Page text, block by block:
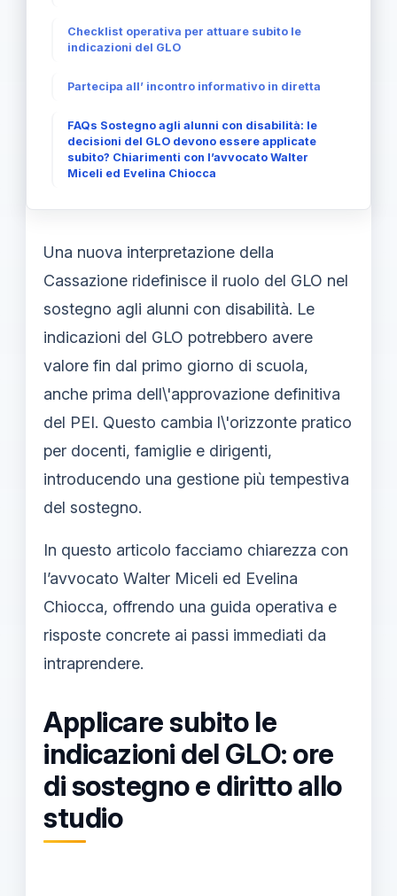
Checklist operativa per attuare subito le
indicazioni del GLO
Partecipa all’ incontro informativo in diretta
FAQs Sostegno agli alunni con disabilità: le
decisioni del GLO devono essere applicate
subito? Chiarimenti con l’avvocato Walter
Miceli ed Evelina Chiocca
Una nuova interpretazione della
Cassazione ridefinisce il ruolo del GLO nel
sostegno agli alunni con disabilità. Le
indicazioni del GLO potrebbero avere
valore fin dal primo giorno di scuola,
anche prima dell\'approvazione definitiva
del PEI. Questo cambia l\'orizzonte pratico
per docenti, famiglie e dirigenti,
introducendo una gestione più tempestiva
del sostegno.
In questo articolo facciamo chiarezza con
l’avvocato Walter Miceli ed Evelina
Chiocca, offrendo una guida operativa e
risposte concrete ai passi immediati da
intraprendere.
Applicare subito le
indicazioni del GLO: ore
di sostegno e diritto allo
studio